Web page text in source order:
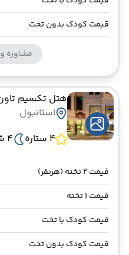
قیمت کودک بدون تخت
مشاوره و
هتل تکسیم
استانبول
4 ستاره
4 شب
قیمت 2 تخته (هرنفر)
قیمت 1 تخته
قیمت کودک با تخت
قیمت کودک بدون تخت